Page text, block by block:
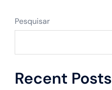
Pesquisar
Recent Posts